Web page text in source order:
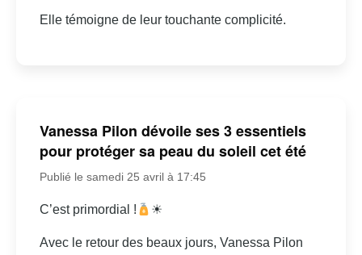
Elle témoigne de leur touchante complicité.
Vanessa Pilon dévoile ses 3 essentiels
pour protéger sa peau du soleil cet été
Publié le samedi 25 avril à 17:45
C’est primordial ! ☀
Avec le retour des beaux jours, Vanessa Pilon